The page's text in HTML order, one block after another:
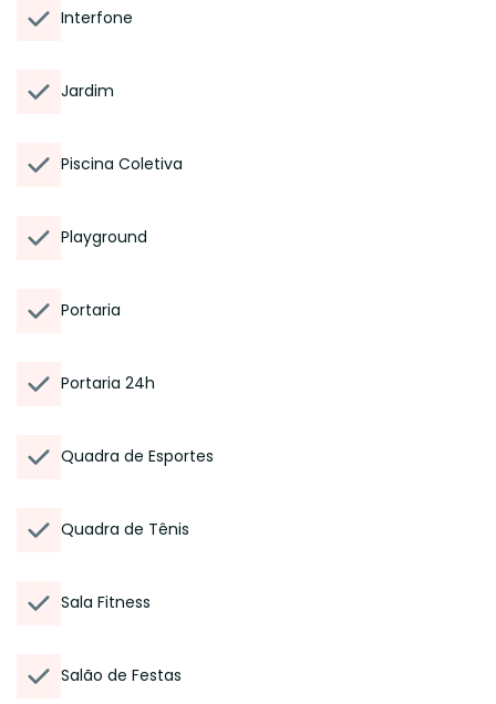
Interfone
Jardim
Piscina Coletiva
Playground
Portaria
Portaria 24h
Quadra de Esportes
Quadra de Tênis
Sala Fitness
Salão de Festas